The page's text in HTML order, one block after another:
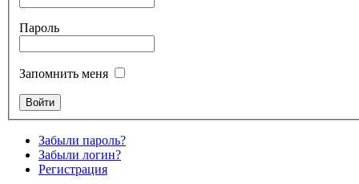
Пароль
Запомнить меня
Забыли пароль?
Забыли логин?
Регистрация